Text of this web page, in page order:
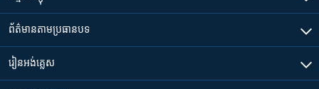
ព័ត៌មាន​តាមប្រធានបទ​
រៀន​​អង់គ្លេស